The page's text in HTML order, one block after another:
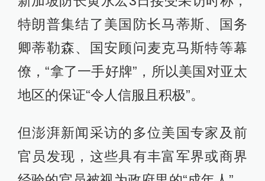
特朗普集结了美国防长马蒂斯、国务
卿蒂勒森、国安顾问麦克马斯特等幕
僚，“拿了一手好牌”，所以美国对亚太
地区的保证“令人信服且积极”。
但澎湃新闻采访的多位美国专家及前
官员发现，这些具有丰富军界或商界